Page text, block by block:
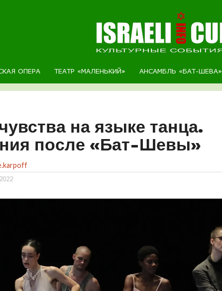
ОПЕРА ТЕАТР «МАЛЕНЬКИЙ» АНСАМБЛЬ «БАТ-ШЕВА»
на языке танца.
после «Бат-Шевы»